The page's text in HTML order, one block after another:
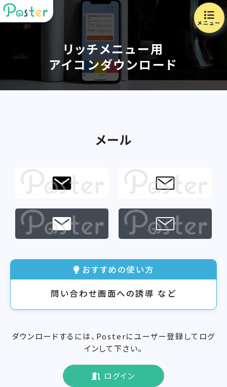
メニュー
リッチメニュー用
アイコンダウンロード
メール
おすすめの使い方
問い合わせ画面への誘導 など
ダウンロードするには、Posterにユーザー登録してログ
インして下さい。
ログイン